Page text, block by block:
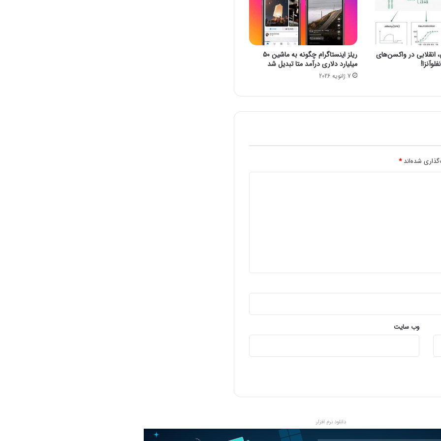
ن
م
ه
ا
ع
ش
ن
گ
و
ش
ا
ط
ر
و
ه
ی
ه
ب
در واکسن‌های
ریلز اینستاگرام چگونه به ماشین ۵۰
میلیارد دلاری درآمد متا تبدیل شد
7 ژانویه 2026
شده‌اند*
وب‌ سایت
دانلود نرم افزار